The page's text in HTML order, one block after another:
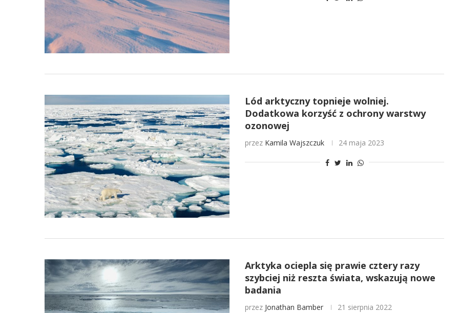
Lód arktyczny topnieje wolniej.
Dodatkowa korzyść z ochrony warstwy
ozonowej
przez Kamila Wajszczuk 24 maja 2023
Arktyka ociepla się prawie cztery razy
szybciej niż reszta świata, wskazują nowe
badania
przez Jonathan Bamber 21 sierpnia 2022